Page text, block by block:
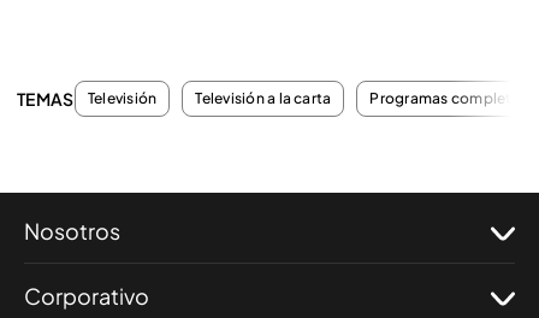
TEMAS Televisión Televisión a la carta Programas completos
Nosotros
Corporativo